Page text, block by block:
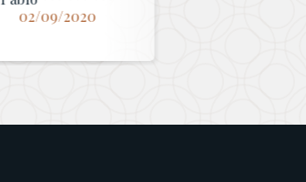
02/09/2020